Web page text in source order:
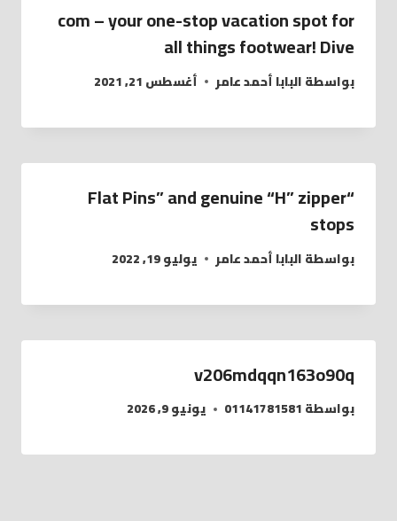
com – your one-stop vacation spot for
all things footwear! Dive
بواسطةالبابا أحمد عامر أغسطس 21, 2021
“Flat Pins” and genuine “H” zipper
stops
بواسطةالبابا أحمد عامر يوليو 19, 2022
v206mdqqn163o90q
بواسطة01141781581 يونيو 9, 2026